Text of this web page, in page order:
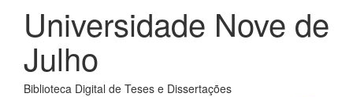
Universidade Nove de
Julho
Biblioteca Digital de Teses e Dissertações